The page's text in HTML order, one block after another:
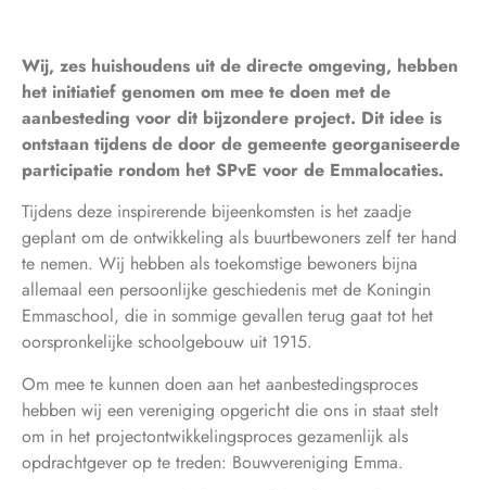
Wij, zes huishoudens uit de directe omgeving, hebben
het initiatief genomen om mee te doen met de
aanbesteding voor dit bijzondere project. Dit idee is
ontstaan tijdens de door de gemeente georganiseerde
participatie rondom het SPvE voor de Emmalocaties.
Tijdens deze inspirerende bijeenkomsten is het zaadje
geplant om de ontwikkeling als buurtbewoners zelf ter hand
te nemen. Wij hebben als toekomstige bewoners bijna
allemaal een persoonlijke geschiedenis met de Koningin
Emmaschool, die in sommige gevallen terug gaat tot het
oorspronkelijke schoolgebouw uit 1915.
Om mee te kunnen doen aan het aanbestedingsproces
hebben wij een vereniging opgericht die ons in staat stelt
om in het projectontwikkelingsproces gezamenlijk als
opdrachtgever op te treden: Bouwvereniging Emma.